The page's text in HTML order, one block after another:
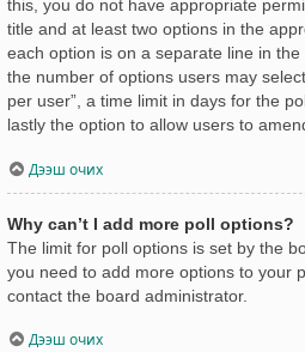
this, you do not have appropriate
title and at least two options in the
each option is on a separate line in
the number of options users may
per user”, a time limit in days for the
lastly the option to allow users to
Дээш очих
Why can’t I add more poll options?
The limit for poll options is set by the
you need to add more options to your
contact the board administrator.
Дээш очих